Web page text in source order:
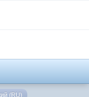
(RU)